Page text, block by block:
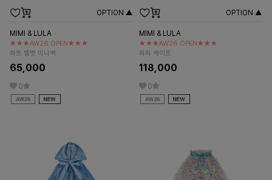
OPTION ▲
MIMI & LULA
★★★AW26 OPEN★★★
하트 벨벳 미니백
65,000
0
OPTION ▲
MIMI & LULA
★★★AW26 OPEN★★★
퍼피 케이프
118,000
0